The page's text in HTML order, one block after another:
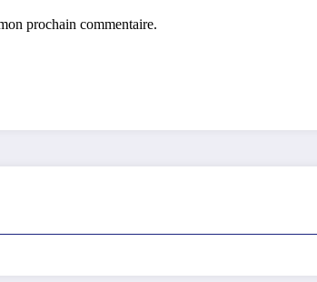
prochain commentaire.